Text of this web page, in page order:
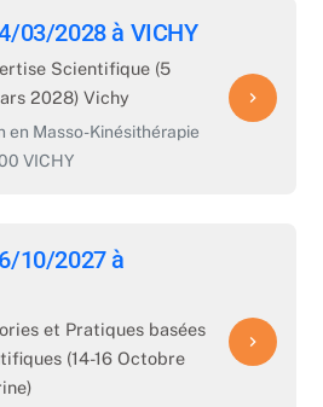
03/2028 à VICHY
Scientifique (5
2028) Vichy
en Masso-Kinésithérapie
VICHY
navigate_next
10/2027 à
et Pratiques basées
(14-16 Octobre
navigate_next